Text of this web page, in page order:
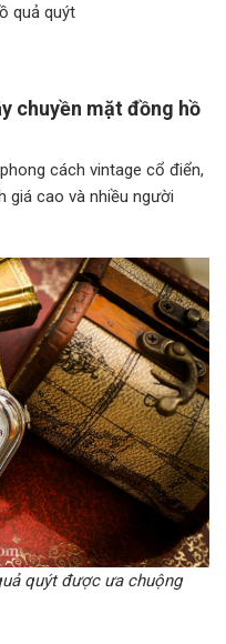
quả quýt
chuyền mặt đồng hồ
cách vintage cổ điển,
giá cao và nhiều người
quýt được ưa chuộng